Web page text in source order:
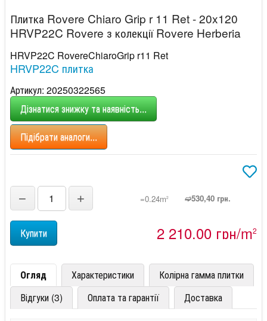
Плитка Rovere Chiaro Grip r 11 Ret - 20x120
HRVP22C Rovere з колекції Rovere Herberia
HRVP22C RovereChiaroGrip r11 Ret
HRVP22C плитка
Артикул: 20250322565
Дізнатися знижку та наявність...
Підібрати аналоги...
− + =0.24m2 ➫530,40 грн.
2 210,00 грн/m2
Огляд Характеристики
Колірна гамма плитки
Відгуки (3)
Оплата та гарантії Доставка